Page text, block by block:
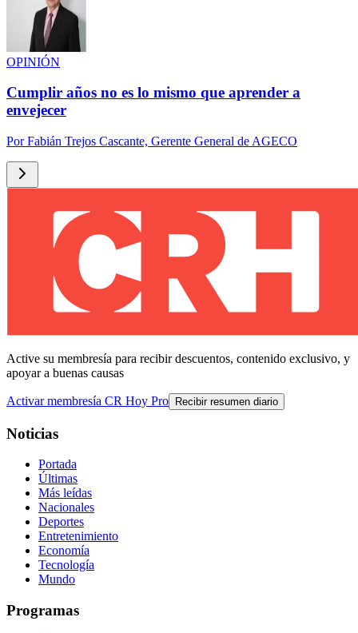
OPINIÓN
Cumplir años no es lo mismo que aprender a
envejecer
PorFabián Trejos Cascante, Gerente General de AGECO
Active su membresía para recibir descuentos, contenido exclusivo, y
apoyar a buenas causas
Activar membresía CR Hoy Pro Recibir resumen diario
Noticias
Portada
Últimas
Más leídas
Nacionales
Deportes
Entretenimiento
Economía
Tecnología
Mundo
Programas